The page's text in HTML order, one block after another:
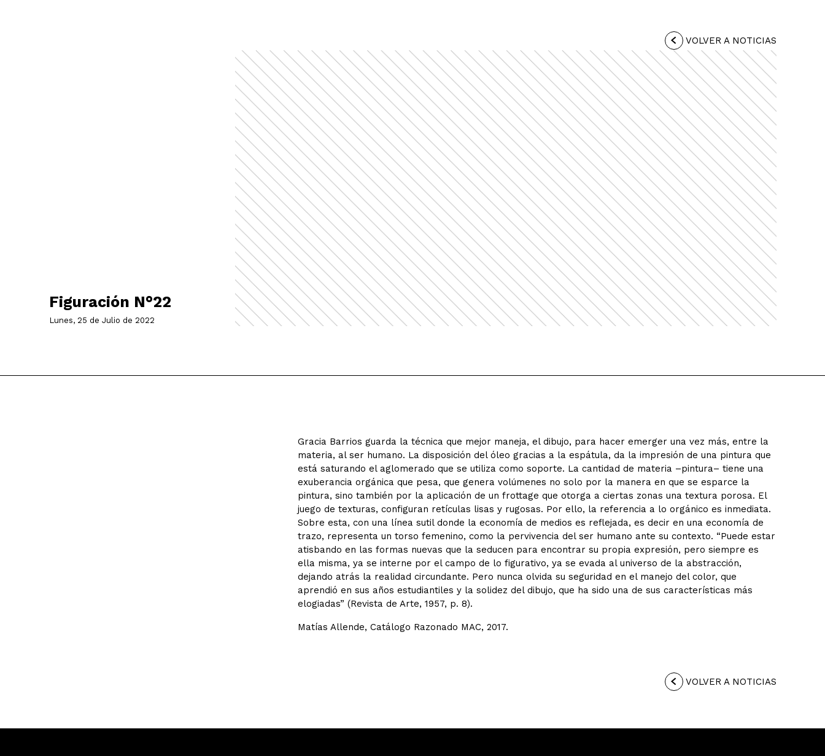
VOLVER A NOTICIAS
Figuración N°22
Lunes, 25 de Julio de 2022
Gracia Barrios guarda la técnica que mejor maneja, el dibujo, para hacer emerger una vez más, entre la
materia, al ser humano. La disposición del óleo gracias a la espátula, da la impresión de una pintura que
está saturando el aglomerado que se utiliza como soporte. La cantidad de materia –pintura– tiene una
exuberancia orgánica que pesa, que genera volúmenes no solo por la manera en que se esparce la
pintura, sino también por la aplicación de un frottage que otorga a ciertas zonas una textura porosa. El
juego de texturas, configuran retículas lisas y rugosas. Por ello, la referencia a lo orgánico es inmediata.
Sobre esta, con una línea sutil donde la economía de medios es reflejada, es decir en una economía de
trazo, representa un torso femenino, como la pervivencia del ser humano ante su contexto. “Puede estar
atisbando en las formas nuevas que la seducen para encontrar su propia expresión, pero siempre es
ella misma, ya se interne por el campo de lo figurativo, ya se evada al universo de la abstracción,
dejando atrás la realidad circundante. Pero nunca olvida su seguridad en el manejo del color, que
aprendió en sus años estudiantiles y la solidez del dibujo, que ha sido una de sus características más
elogiadas” (Revista de Arte, 1957, p. 8).
Matías Allende, Catálogo Razonado MAC, 2017.
VOLVER A NOTICIAS